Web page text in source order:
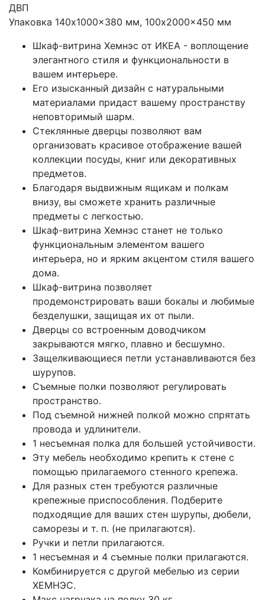
ДВП
Упаковка 140x1000x380 мм, 100x2000x450 мм
Шкаф-витрина Хемнэс от ИКЕА - воплощение
элегантного стиля и функциональности в
вашем интерьере.
Его изысканный дизайн с натуральными
материалами придаст вашему пространству
неповторимый шарм.
Стеклянные дверцы позволяют вам
организовать красивое отображение вашей
коллекции посуды, книг или декоративных
предметов.
Благодаря выдвижным ящикам и полкам
внизу, вы сможете хранить различные
предметы с легкостью.
Шкаф-витрина Хемнэс станет не только
функциональным элементом вашего
интерьера, но и ярким акцентом стиля вашего
дома.
Шкаф-витрина позволяет
продемонстрировать ваши бокалы и любимые
безделушки, защищая их от пыли.
Дверцы со встроенным доводчиком
закрываются мягко, плавно и бесшумно.
Защелкивающиеся петли устанавливаются без
шурупов.
Съемные полки позволяют регулировать
пространство.
Под съемной нижней полкой можно спрятать
провода и удлинители.
1 несъемная полка для большей устойчивости.
Эту мебель необходимо крепить к стене с
помощью прилагаемого стенного крепежа.
Для разных стен требуются различные
крепежные приспособления. Подберите
подходящие для ваших стен шурупы, дюбели,
саморезы и т. п. (не прилагаются).
Ручки и петли прилагаются.
1 несъемная и 4 съемные полки прилагаются.
Комбинируется с другой мебелью из серии
ХЕМНЭС.